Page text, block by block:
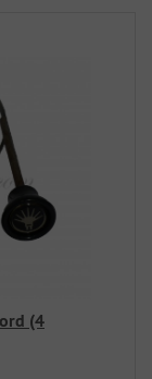
(4